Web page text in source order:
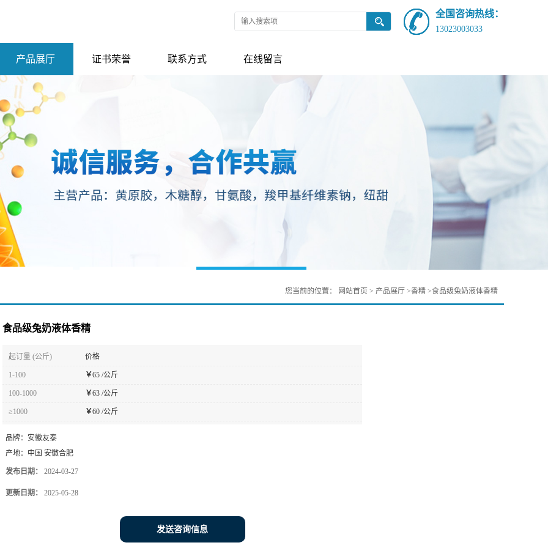
全国咨询热线：
13023003033
产品展厅 证书荣誉 联系方式 在线留言
您当前的位置： 网站首页 > 产品展厅 >香精 >食品级兔奶液体香精
食品级兔奶液体香精
起订量 (公斤) 价格
1-100 ￥65 /公斤
100-1000 ￥63 /公斤
≥1000 ￥60 /公斤
品牌： 安徽友泰
产地： 中国 安徽合肥
发布日期： 2024-03-27
更新日期： 2025-05-28
发送咨询信息